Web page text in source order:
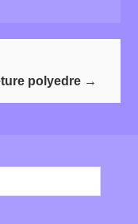
polyedre→